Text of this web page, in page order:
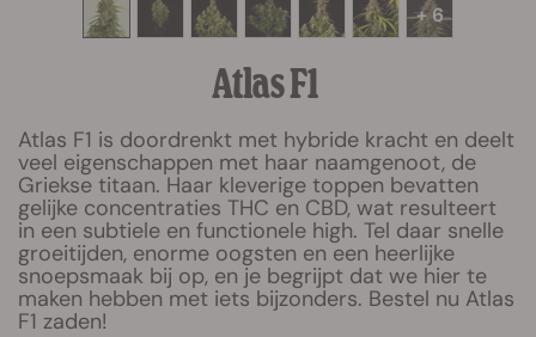
+ 6
Atlas F1
Atlas F1 is doordrenkt met hybride kracht en deelt
veel eigenschappen met haar naamgenoot, de
Griekse titaan. Haar kleverige toppen bevatten
gelijke concentraties THC en CBD, wat resulteert
in een subtiele en functionele high. Tel daar snelle
groeitijden, enorme oogsten en een heerlijke
snoepsmaak bij op, en je begrijpt dat we hier te
maken hebben met iets bijzonders. Bestel nu Atlas
F1 zaden!